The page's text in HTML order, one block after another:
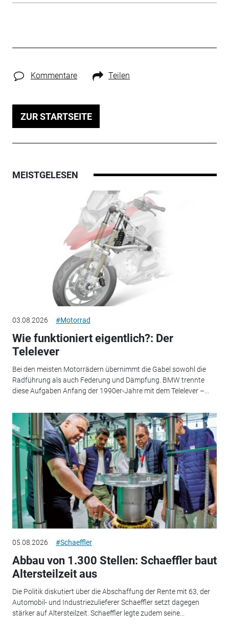
Kommentare Teilen
ZUR STARTSEITE
MEISTGELESEN
03.08.2026 #Motorrad
Wie funktioniert eigentlich?: Der
Telelever
Bei den meisten Motorrädern übernimmt die Gabel sowohl die
Radführung als auch Federung und Dämpfung. BMW trennte
diese Aufgaben Anfang der 1990er-Jahre mit dem Telelever –...
05.08.2026 #Schaeffler
Abbau von 1.300 Stellen: Schaeffler baut
Altersteilzeit aus
Die Politik diskutiert über die Abschaffung der Rente mit 63, der
Automobil- und Industriezulieferer Schaeffler setzt dagegen
stärker auf Altersteilzeit. Schaeffler legte zudem seine...